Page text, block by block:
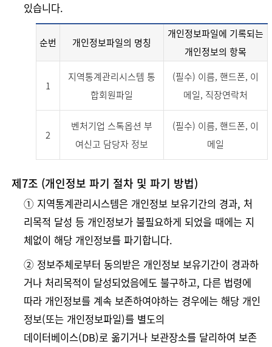
있습니다.
순번 개인정보파일의 명칭
개인정보파일에 기록되는
개인정보의 항목
1
지역통계관리시스템 통
합회원파일
(필수) 이름, 핸드폰, 이
메일, 직장연락처
2
벤처기업 스톡옵션 부
여신고 담당자 정보
(필수) 이름, 핸드폰, 이
메일
제7조 (개인정보 파기 절차 및 파기 방법)
➀ 지역통계관리시스템은 개인정보 보유기간의 경과, 처
리목적 달성 등 개인정보가 불필요하게 되었을 때에는 지
체없이 해당 개인정보를 파기합니다.
➁ 정보주체로부터 동의받은 개인정보 보유기간이 경과하
거나 처리목적이 달성되었음에도 불구하고, 다른 법령에
따라 개인정보를 계속 보존하여야하는 경우에는 해당 개인
정보(또는 개인정보파일)를 별도의
데이터베이스(DB)로 옮기거나 보관장소를 달리하여 보존